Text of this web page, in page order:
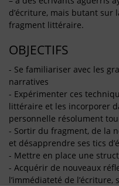
d’écriture, mais butant sur
fragment littéraire.
OBJECTIFS
- Se familiariser avec les
narratives
- Expérimenter ces
littéraire et les incorporer
personnelle résolument
- Sortir du fragment, de la
et désapprendre ses tics
- Mettre en place une
- Acquérir de nouveaux
l’immédiateté de